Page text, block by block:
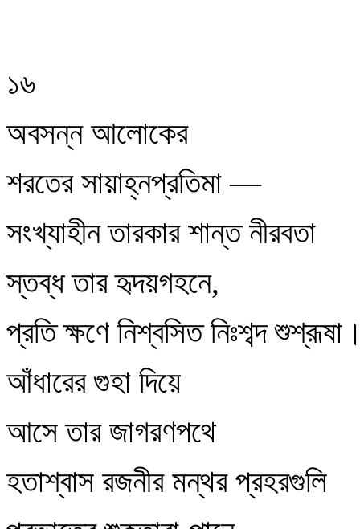
১৬
অবসন্ন আলোকের
শরতের সায়াহ্নপ্রতিমা —
সংখ্যাহীন তারকার শান্ত নীরবতা
স্তব্ধ তার হৃদয়গহনে,
প্রতি ক্ষণে নিশ্বসিত নিঃশব্দ
আঁধারের গুহা দিয়ে
আসে তার জাগরণপথে
হতাশ্বাস রজনীর মন্থর প্রহরগুলি